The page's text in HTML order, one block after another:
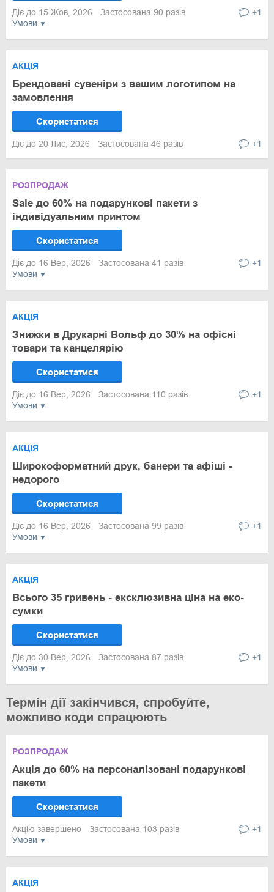
Умови
Діє до 15 Жов, 2026 Застосована 90 разів +1
АКЦІЯ
Брендовані сувеніри з вашим логотипом на
замовлення
Скористатися
Діє до 20 Лис, 2026 Застосована 46 разів +1
Умови
РОЗПРОДАЖ
Sale до 60% на подарункові пакети з
індивідуальним принтом
Скористатися
Діє до 16 Вер, 2026 Застосована 41 разів +1
Умови
АКЦІЯ
Знижки в Друкарні Вольф до 30% на офісні
товари та канцелярію
Скористатися
Діє до 16 Вер, 2026 Застосована 110 разів +1
Умови
АКЦІЯ
Широкоформатний друк, банери та афіші -
недорого
Скористатися
Діє до 16 Вер, 2026 Застосована 99 разів +1
Умови
АКЦІЯ
Всього 35 гривень - ексклюзивна ціна на еко-
сумки
Скористатися
Діє до 30 Вер, 2026 Застосована 87 разів +1
Термін дії закінчився, спробуйте,
можливо коди спрацюють
Умови
РОЗПРОДАЖ
Акція до 60% на персоналізовані подарункові
пакети
Скористатися
Акцію завершено Застосована 103 разів +1
АКЦІЯ